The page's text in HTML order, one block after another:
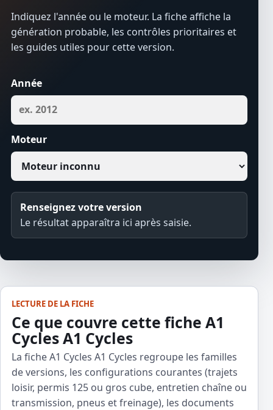
Indiquez l'année ou le moteur. La fiche affiche la
génération probable, les contrôles prioritaires et
les guides utiles pour cette version.
Année
Moteur
Renseignez votre version
Le résultat apparaîtra ici après saisie.
LECTURE DE LA FICHE
Ce que couvre cette fiche A1
Cycles A1 Cycles
La fiche A1 Cycles A1 Cycles regroupe les familles
de versions, les configurations courantes (trajets
loisir, permis 125 ou gros cube, entretien chaîne ou
transmission, pneus et freinage), les documents